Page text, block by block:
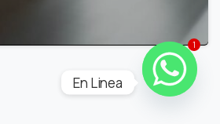
1
En Linea